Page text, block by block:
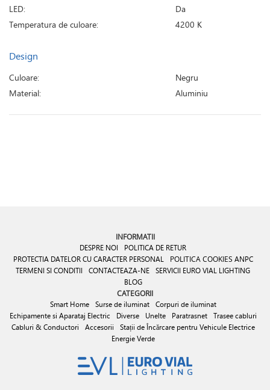
LED:
Da
Temperatura de culoare:
4200 K
Design
Culoare:
Negru
Material:
Aluminiu
INFORMATII
DESPRE NOI
POLITICA DE RETUR
PROTECTIA DATELOR CU CARACTER PERSONAL
POLITICA COOKIES ANPC
TERMENI SI CONDITII
CONTACTEAZA-NE SERVICII EURO VIAL LIGHTING
BLOG
CATEGORII
Smart Home Surse de iluminat
Corpuri de iluminat
Echipamente si Aparataj Electric
Diverse Unelte Paratrasnet
Trasee cabluri
Cabluri & Conductori
Accesorii
Stații de Încărcare pentru Vehicule Electrice
Energie Verde